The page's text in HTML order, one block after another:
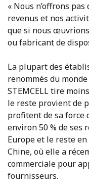
« Nous n’offrons
revenus et nos
que si nous
ou fabricant de
La plupart des
renommés du
STEMCELL tire
le reste provient de
profitent de sa force
environ 50 % de ses
Europe et le reste
Chine, où elle a
commerciale pour
fournisseurs.